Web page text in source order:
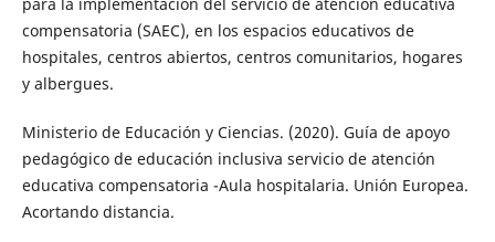
para la implementación del servicio de atención educativa
compensatoria (SAEC), en los espacios educativos de
hospitales, centros abiertos, centros comunitarios, hogares
y albergues.
Ministerio de Educación y Ciencias. (2020). Guía de apoyo
pedagógico de educación inclusiva servicio de atención
educativa compensatoria -Aula hospitalaria. Unión Europea.
Acortando distancia.